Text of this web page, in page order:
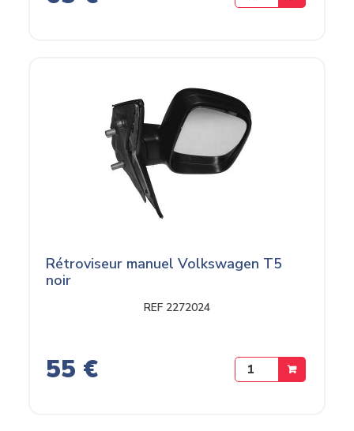
Rétroviseur manuel Volkswagen T5
noir
REF 2272024
55 €